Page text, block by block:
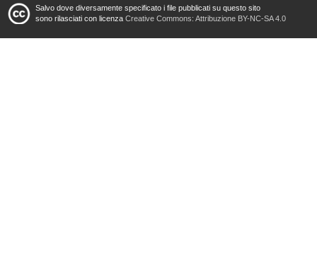
Salvo dove diversamente specificato i file pubblicati su questo sito
sono rilasciati con licenza Creative Commons: Attribuzione BY-NC-SA 4.0